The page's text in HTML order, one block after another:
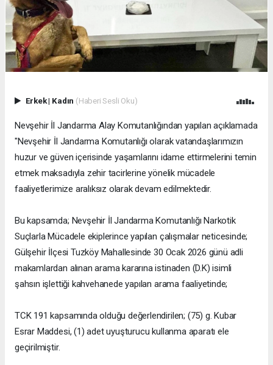
Erkek| Kadın (Haberi Sesli Oku)
Nevşehir İl Jandarma Alay Komutanlığından yapılan açıklamada
"Nevşehir İl Jandarma Komutanlığı olarak vatandaşlarımızın
huzur ve güven içerisinde yaşamlarını idame ettirmelerini temin
etmek maksadıyla zehir tacirlerine yönelik mücadele
faaliyetlerimize aralıksız olarak devam edilmektedir.
Bu kapsamda; Nevşehir İl Jandarma Komutanlığı Narkotik
Suçlarla Mücadele ekiplerince yapılan çalışmalar neticesinde;
Gülşehir İlçesi Tuzköy Mahallesinde 30 Ocak 2026 günü adli
makamlardan alınan arama kararına istinaden (D.K) isimli
şahsın işlettiği kahvehanede yapılan arama faaliyetinde;
TCK 191 kapsamında olduğu değerlendirilen; (75) g. Kubar
Esrar Maddesi, (1) adet uyuşturucu kullanma aparatı ele
geçirilmiştir.